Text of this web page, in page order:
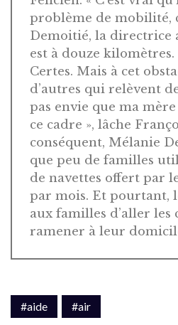
problème de mobilité,
Demoitié, la directrice
est à douze kilomètres.
Certes. Mais à cet
d’autres qui relèvent
pas envie que ma
ce cadre », lâche
conséquent, Mélanie
que peu de familles
de navettes offert par
par mois. Et pourtant,
aux familles d’aller les
ramener à leur
#aide #air